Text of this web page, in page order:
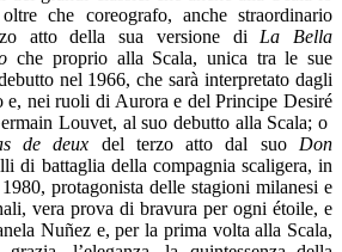
che coreografo, anche straordinario
atto della sua versione di La Bella
che proprio alla Scala, unica tra le sue
nel 1966, che sarà interpretato dagli
e, nei ruoli di Aurora e del Principe Desiré
Louvet, al suo debutto alla Scala; o
de deux del terzo atto dal suo Don
di battaglia della compagnia scaligera, in
protagonista delle stagioni milanesi e
vera prova di bravura per ogni étoile, e
Nuñez e, per la prima volta alla Scala,